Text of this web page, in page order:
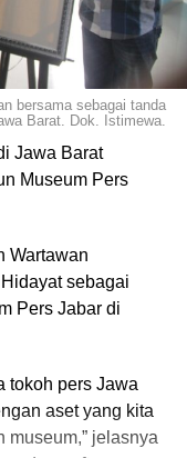
bersama sebagai tanda
Barat. Dok. Istimewa.
Jawa Barat
Museum Pers
Wartawan
sebagai
Pers Jabar di
tokoh pers Jawa
aset yang kita
jelasnya